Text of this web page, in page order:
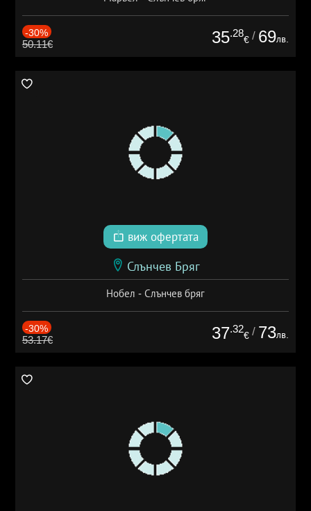
-30%
50.11€ 35.28
€ / 69лв.
виж офертата
Слънчев Бряг
Нобел - Слънчев бряг
-30%
53.17€ 37.32
€ / 73лв.